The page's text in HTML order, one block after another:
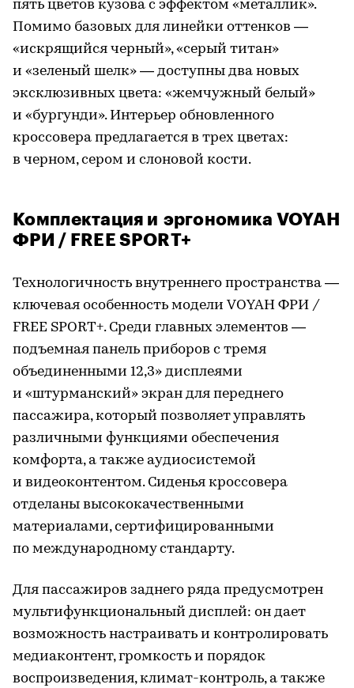
пять цветов кузова с эффектом «металлик».
Помимо базовых для линейки оттенков —
«искрящийся черный», «серый титан»
и «зеленый шелк» — доступны два новых
эксклюзивных цвета: «жемчужный белый»
и «бургунди». Интерьер обновленного
кроссовера предлагается в трех цветах:
в черном, сером и слоновой кости.
Комплектация и эргономика VOYAH
ФРИ / FREE SPORT+
Технологичность внутреннего пространства —
ключевая особенность модели VOYAH ФРИ /
FREE SPORT+. Среди главных элементов —
подъемная панель приборов с тремя
объединенными 12,3» дисплеями
и «штурманский» экран для переднего
пассажира, который позволяет управлять
различными функциями обеспечения
комфорта, а также аудиосистемой
и видеоконтентом. Сиденья кроссовера
отделаны высококачественными
материалами, сертифицированными
по международному стандарту.
Для пассажиров заднего ряда предусмотрен
мультифункциональный дисплей: он дает
возможность настраивать и контролировать
медиаконтент, громкость и порядок
воспроизведения, климат-контроль, а также